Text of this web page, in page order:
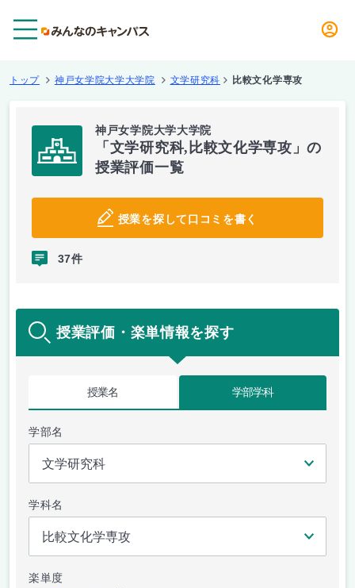
トップ 神戸女学院大学大学院 文学研究科 比較文化学専攻
神戸女学院大学大学院
「文学研究科,比較文化学専攻」の
授業評価一覧
授業を探して口コミを書く
37件
授業評価・楽単情報を探す
授業名 学部学科
学部名
学科名
楽単度